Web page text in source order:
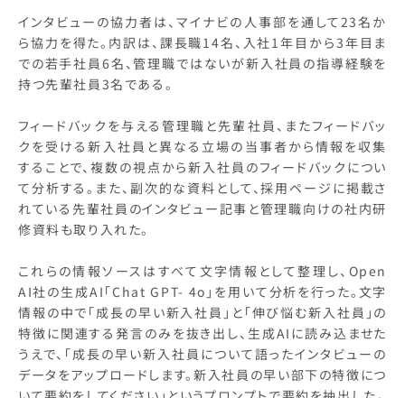
インタビューの協力者は、マイナビの人事部を通して23名か
ら協力を得た。内訳は、課長職14名、入社1年目から3年目ま
での若手社員6名、管理職ではないが新入社員の指導経験を
持つ先輩社員3名である。
フィードバックを与える管理職と先輩社員、またフィードバッ
クを受ける新入社員と異なる立場の当事者から情報を収集
することで、複数の視点から新入社員のフィードバックについ
て分析する。また、副次的な資料として、採用ページに掲載さ
れている先輩社員のインタビュー記事と管理職向けの社内研
修資料も取り入れた。
これらの情報ソースはすべて文字情報として整理し、Open
AI社の生成AI「Chat GPT- 4o」を用いて分析を行った。文字
情報の中で「成長の早い新入社員」と「伸び悩む新入社員」の
特徴に関連する発言のみを抜き出し、生成AIに読み込ませた
うえで、「成長の早い新入社員について語ったインタビューの
データをアップロードします。新入社員の早い部下の特徴につ